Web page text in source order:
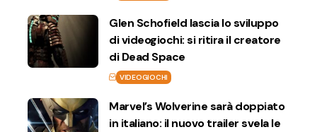
Glen Schofield lascia lo sviluppo
di videogiochi: si ritira il creatore
di Dead Space
VIDEOGIOCHI
Marvel’s Wolverine sarà doppiato
in italiano: il nuovo trailer svela le